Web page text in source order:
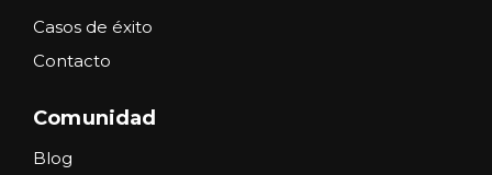
Casos de éxito
Contacto
Comunidad
Blog